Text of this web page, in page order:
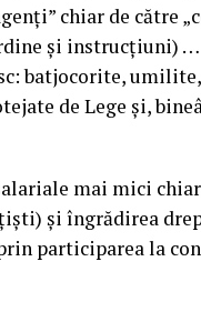
chiar de către
și instrucțiuni) …
batjocorite,
de Lege și,
mai mici
și îngrădirea
participarea la